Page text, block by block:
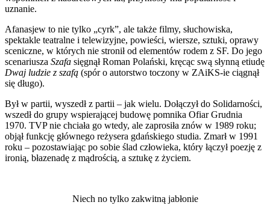
uznanie.
Afanasjew to nie tylko „cyrk”, ale także filmy, słuchowiska,
spektakle teatralne i telewizyjne, powieści, wiersze, sztuki, oprawy
sceniczne, w których nie stronił od elementów rodem z SF. Do jego
scenariusza Szafa sięgnął Roman Polański, kręcąc swą słynną etiudę
Dwaj ludzie z szafą (spór o autorstwo toczony w ZAiKS-ie ciągnął
się długo).
Był w partii, wyszedł z partii – jak wielu. Dołączył do Solidarności,
wszedł do grupy wspierającej budowę pomnika Ofiar Grudnia
1970. TVP nie chciała go wtedy, ale zaprosiła znów w 1989 roku;
objął funkcję głównego reżysera gdańskiego studia. Zmarł w 1991
roku – pozostawiając po sobie ślad człowieka, który łączył poezję z
ironią, błazenadę z mądrością, a sztukę z życiem.
Niech no tylko zakwitną jabłonie